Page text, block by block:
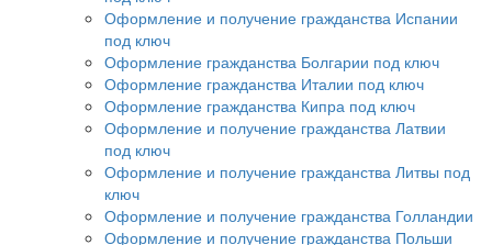
Оформление и получение гражданства Испании
под ключ
Оформление гражданства Болгарии под ключ
Оформление гражданства Италии под ключ
Оформление гражданства Кипра под ключ
Оформление и получение гражданства Латвии
под ключ
Оформление и получение гражданства Литвы под
ключ
Оформление и получение гражданства Голландии
Оформление и получение гражданства Польши